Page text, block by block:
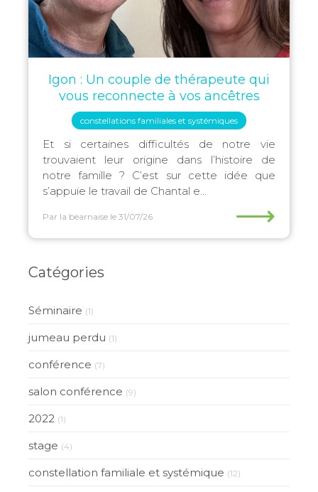
Igon : Un couple de thérapeute qui
vous reconnecte à vos ancêtres
constellations familiales et systémiques
Et si certaines difficultés de notre vie
trouvaient leur origine dans l’histoire de
notre famille ? C’est sur cette idée que
s’appuie le travail de Chantal e...
Par la bearnaise le 31/07/26 ⟶
Catégories
Séminaire (1)
jumeau perdu (1)
conférence (7)
salon conférence (9)
2022 (1)
stage (4)
constellation familiale et systémique (12)